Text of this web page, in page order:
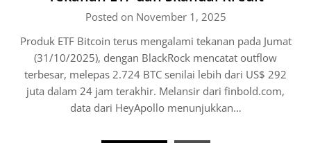
Posted on November 1, 2025
Produk ETF Bitcoin terus mengalami tekanan pada Jumat
(31/10/2025), dengan BlackRock mencatat outflow
terbesar, melepas 2.724 BTC senilai lebih dari US$ 292
juta dalam 24 jam terakhir. Melansir dari finbold.com,
data dari HeyApollo menunjukkan…